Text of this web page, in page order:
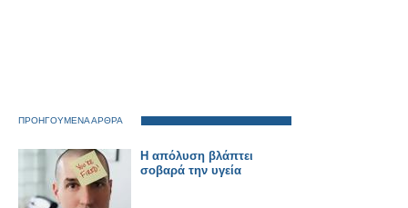
ΠΡΟΗΓΟΥΜΕΝΑ ΑΡΘΡΑ
Η απόλυση βλάπτει
σοβαρά την υγεία